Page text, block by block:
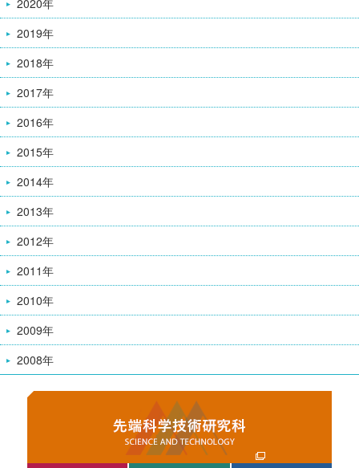
2019年
2018年
2017年
2016年
2015年
2014年
2013年
2012年
2011年
2010年
2009年
2008年